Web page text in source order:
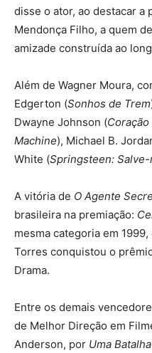
disse o ator, ao destacar a
Mendonça Filho, a quem
amizade construída ao
Além de Wagner Moura,
Edgerton (Sonhos de Trem
Dwayne Johnson (
Machine), Michael B.
White (Springsteen:
A vitória de O Agente
brasileira na premiação:
mesma categoria em
Torres conquistou o
Drama.
Entre os demais
de Melhor Direção em
Anderson, por Uma